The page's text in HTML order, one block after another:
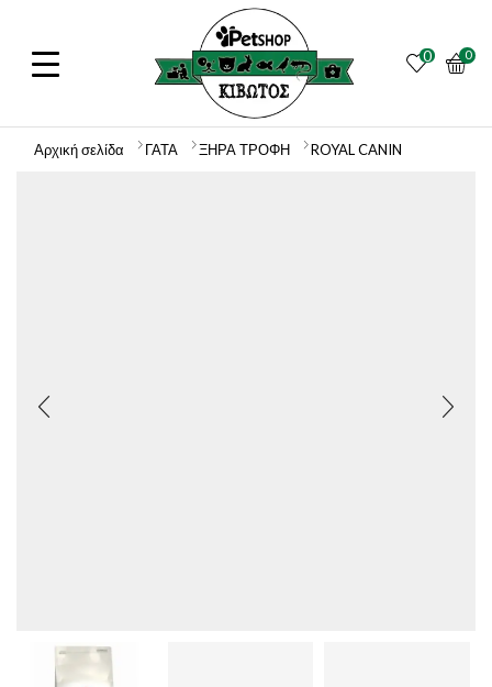
0 0
Αρχική σελίδα ΓΑΤΑ ΞΗΡΑ ΤΡΟΦΗ ROYAL CANIN